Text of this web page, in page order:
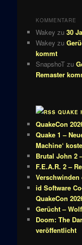
KOMMENTARE
Wakey zu 30
Wakey zu
kommt
SnapshoTzu
Remaster
QUAKE
QuakeCon
Quake 1 –
Machine‘
Brutal John 2
F.E.A.R. 2 –
id Software
QuakeCon
Gerücht –
Doom: The
veröffentlicht